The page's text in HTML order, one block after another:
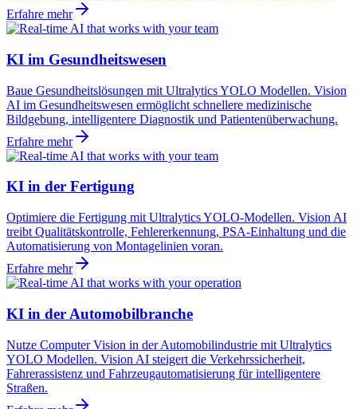
Erfahre mehr
KI im Gesundheitswesen
Baue Gesundheitslösungen mit Ultralytics YOLO Modellen. Vision
AI im Gesundheitswesen ermöglicht schnellere medizinische
Bildgebung, intelligentere Diagnostik und Patientenüberwachung.
Erfahre mehr
KI in der Fertigung
Optimiere die Fertigung mit Ultralytics YOLO-Modellen. Vision AI
treibt Qualitätskontrolle, Fehlererkennung, PSA-Einhaltung und die
Automatisierung von Montagelinien voran.
Erfahre mehr
KI in der Automobilbranche
Nutze Computer Vision in der Automobilindustrie mit Ultralytics
YOLO Modellen. Vision AI steigert die Verkehrssicherheit,
Fahrerassistenz und Fahrzeugautomatisierung für intelligentere
Straßen.